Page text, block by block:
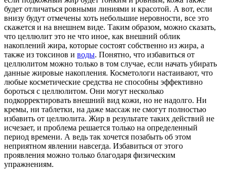
будет отличаться ровными линиями и красотой. А вот, если
внизу будут отмечены хоть небольшие неровности, все это
скажется и на внешнем виде. Таким образом, можно сказать,
что целлюлит это не что иное, как внешний облик
накоплений жира, которые состоят собственно из жира, а
также из токсинов и воды. Понятно, что избавиться от
целлюлитом можно только в том случае, если начать убирать
данные жировые накопления. Косметологи настаивают, что
любые косметические средства не способны эффективно
бороться с целлюлитом. Они могут несколько
подкорректировать внешний вид кожи, но не надолго. Ни
кремы, ни таблетки, на даже массаж не смогут полностью
избавить от целлюлита. Жир в результате таких действий не
исчезает, и проблема решается только на определенный
период времени. А ведь так хочется позабыть об этом
неприятном явлении навсегда. Избавиться от этого
проявления можно только благодаря физическим
упражнениям.